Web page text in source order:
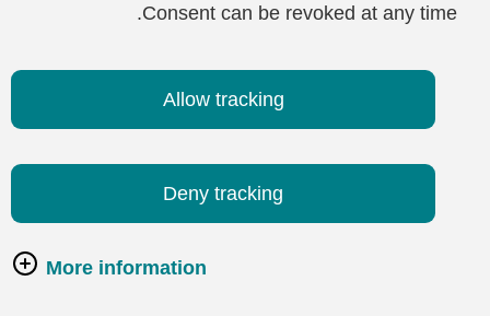
Consent can be revoked at any time.
Allow tracking
Deny tracking
More information